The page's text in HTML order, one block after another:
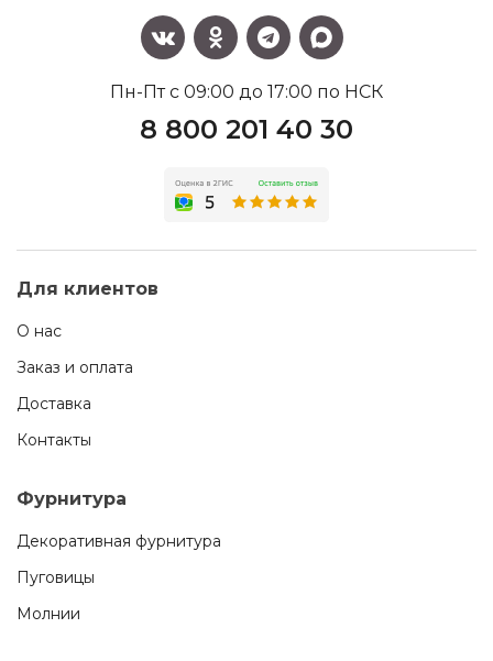
Пн-Пт с 09:00 до 17:00 по НСК
8 800 201 40 30
Для клиентов
О нас
Заказ и оплата
Доставка
Контакты
Фурнитура
Декоративная фурнитура
Пуговицы
Молнии